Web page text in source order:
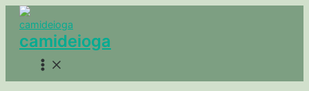
contenido
camideioga
Main
Menu